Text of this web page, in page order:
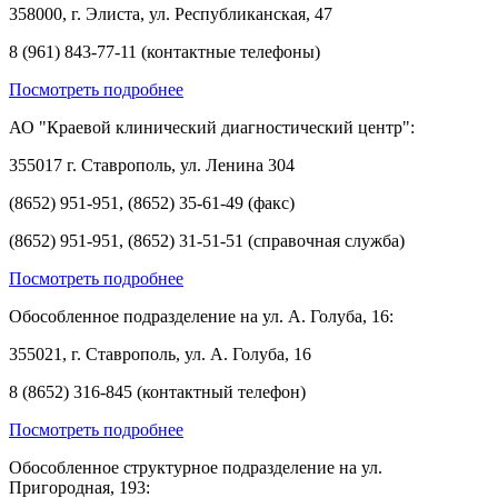
358000, г. Элиста, ул. Республиканская, 47
8 (961) 843-77-11 (контактные телефоны)
Посмотреть подробнее
АО "Краевой клинический диагностический центр":
355017 г. Ставрополь, ул. Ленина 304
(8652) 951-951, (8652) 35-61-49 (факс)
(8652) 951-951, (8652) 31-51-51 (справочная служба)
Посмотреть подробнее
Обособленное подразделение на ул. А. Голуба, 16:
355021, г. Ставрополь, ул. А. Голуба, 16
8 (8652) 316-845 (контактный телефон)
Посмотреть подробнее
Обособленное структурное подразделение на ул.
Пригородная, 193: